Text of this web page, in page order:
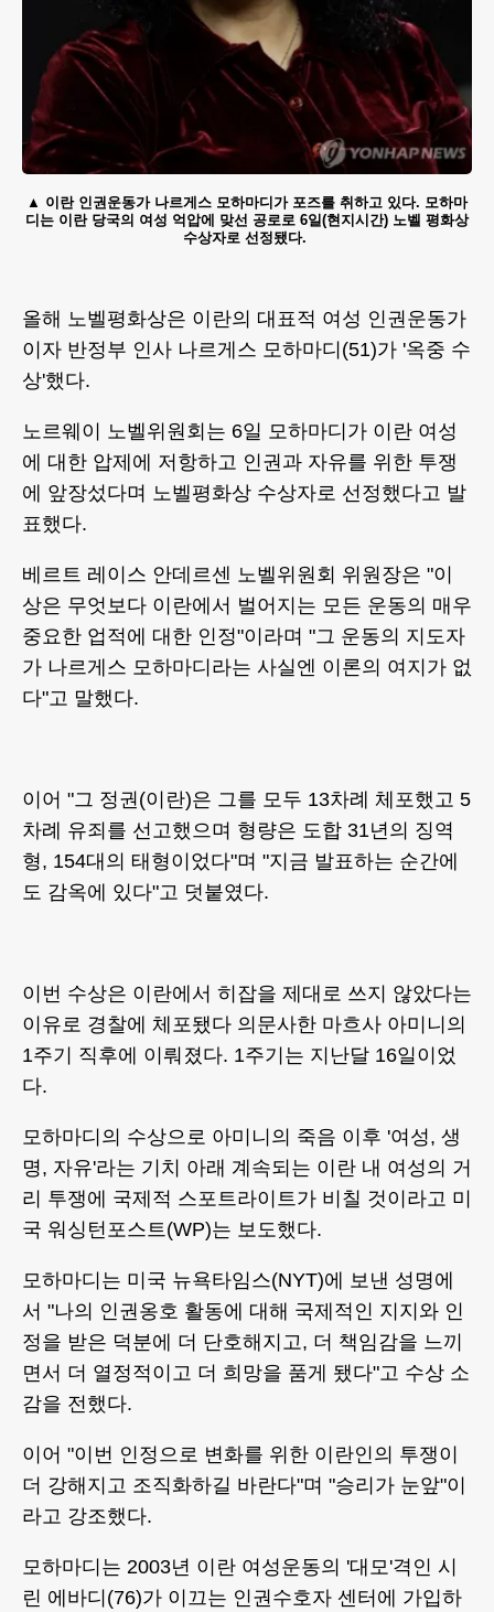
이란 인권운동가 나르게스 모하마디가 포즈를 취하고 있다. 모하마
디는 이란 당국의 여성 억압에 맞선 공로로 6일(현지시간) 노벨 평화상
수상자로 선정됐다.
올해 노벨평화상은 이란의 대표적 여성 인권운동가
이자 반정부 인사 나르게스 모하마디(51)가 '옥중 수
상'했다.
노르웨이 노벨위원회는 6일 모하마디가 이란 여성
에 대한 압제에 저항하고 인권과 자유를 위한 투쟁
에 앞장섰다며 노벨평화상 수상자로 선정했다고 발
표했다.
베르트 레이스 안데르센 노벨위원회 위원장은 "이
상은 무엇보다 이란에서 벌어지는 모든 운동의 매우
중요한 업적에 대한 인정"이라며 "그 운동의 지도자
가 나르게스 모하마디라는 사실엔 이론의 여지가 없
다"고 말했다.
이어 "그 정권(이란)은 그를 모두 13차례 체포했고 5
차례 유죄를 선고했으며 형량은 도합 31년의 징역
형, 154대의 태형이었다"며 "지금 발표하는 순간에
도 감옥에 있다"고 덧붙였다.
이번 수상은 이란에서 히잡을 제대로 쓰지 않았다는
이유로 경찰에 체포됐다 의문사한 마흐사 아미니의
1주기 직후에 이뤄졌다. 1주기는 지난달 16일이었
다.
모하마디의 수상으로 아미니의 죽음 이후 '여성, 생
명, 자유'라는 기치 아래 계속되는 이란 내 여성의 거
리 투쟁에 국제적 스포트라이트가 비칠 것이라고 미
국 워싱턴포스트(WP)는 보도했다.
모하마디는 미국 뉴욕타임스(NYT)에 보낸 성명에
서 "나의 인권옹호 활동에 대해 국제적인 지지와 인
정을 받은 덕분에 더 단호해지고, 더 책임감을 느끼
면서 더 열정적이고 더 희망을 품게 됐다"고 수상 소
감을 전했다.
이어 "이번 인정으로 변화를 위한 이란인의 투쟁이
더 강해지고 조직화하길 바란다"며 "승리가 눈앞"이
라고 강조했다.
모하마디는 2003년 이란 여성운동의 '대모'격인 시
린 에바디(76)가 이끄는 인권수호자 센터에 가입하